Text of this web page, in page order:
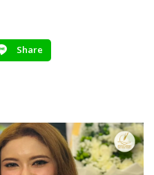
Share